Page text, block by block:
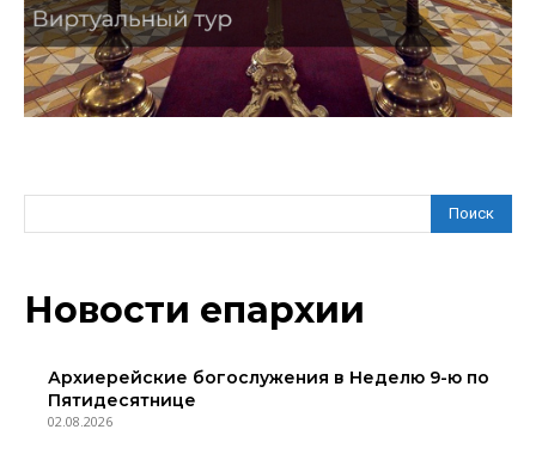
Поиск
Новости епархии
Архиерейские богослужения в Неделю 9-ю по
Пятидесятнице
02.08.2026